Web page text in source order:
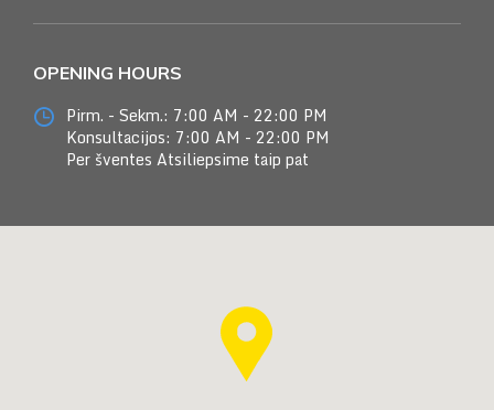
OPENING HOURS
Pirm. - Sekm.: 7:00 AM - 22:00 PM
Konsultacijos: 7:00 AM - 22:00 PM
Per šventes Atsiliepsime taip pat